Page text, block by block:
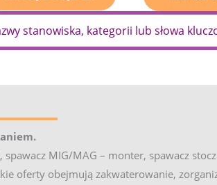
MIG/MAG – monter, spawacz
oferty obejmują zakwaterowanie,